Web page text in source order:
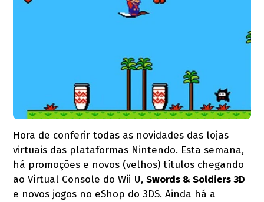
Hora de conferir todas as novidades das lojas
virtuais das plataformas Nintendo. Esta semana,
há promoções e novos (velhos) títulos chegando
ao Virtual Console do Wii U,Swords & Soldiers 3D
e novos jogos no eShop do 3DS. Ainda há a